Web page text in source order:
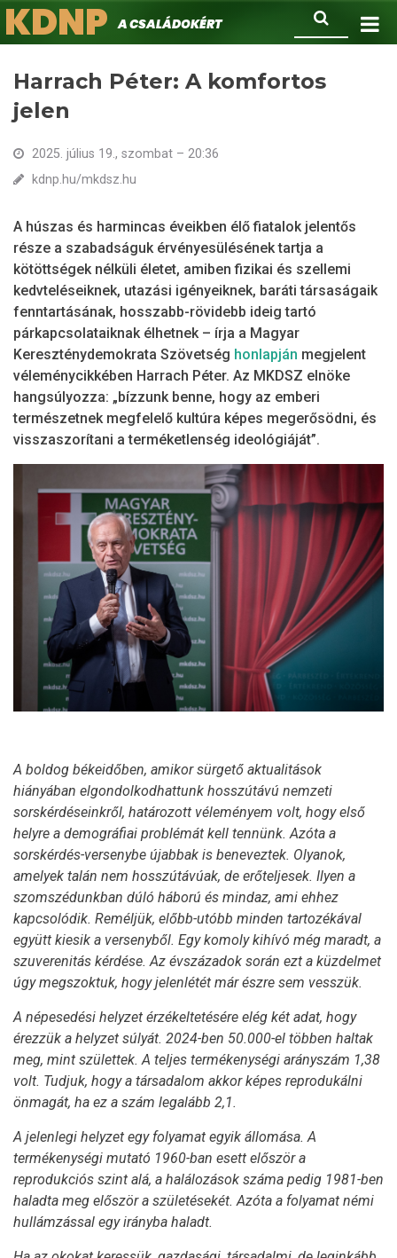
Ugrás
a
Keresés
KDNPA családokért.
Harrach Péter: A komfortos
jelen
2025. július 19., szombat – 20:36
kdnp.hu/mkdsz.hu
A húszas és harmincas éveikben élő fiatalok jelentős
része a szabadságuk érvényesülésének tartja a
kötöttségek nélküli életet, amiben fizikai és szellemi
kedvteléseiknek, utazási igényeiknek, baráti társaságaik
fenntartásának, hosszabb-rövidebb ideig tartó
párkapcsolataiknak élhetnek – írja a Magyar
Kereszténydemokrata Szövetség honlapján megjelent
véleménycikkében Harrach Péter. Az MKDSZ elnöke
hangsúlyozza: „bízzunk benne, hogy az emberi
természetnek megfelelő kultúra képes megerősödni, és
visszaszorítani a terméketlenség ideológiáját”.
A boldog békeidőben, amikor sürgető aktualitások
hiányában elgondolkodhattunk hosszútávú nemzeti
sorskérdéseinkről, határozott véleményem volt, hogy első
helyre a demográfiai problémát kell tennünk. Azóta a
sorskérdés-versenybe újabbak is beneveztek. Olyanok,
amelyek talán nem hosszútávúak, de erőteljesek. Ilyen a
szomszédunkban dúló háború és mindaz, ami ehhez
kapcsolódik. Reméljük, előbb-utóbb minden tartozékával
együtt kiesik a versenyből. Egy komoly kihívó még maradt, a
szuverenitás kérdése. Az évszázadok során ezt a küzdelmet
úgy megszoktuk, hogy jelenlétét már észre sem vesszük.
A népesedési helyzet érzékeltetésére elég két adat, hogy
érezzük a helyzet súlyát. 2024-ben 50.000-el többen haltak
meg, mint születtek. A teljes termékenységi arányszám 1,38
volt. Tudjuk, hogy a társadalom akkor képes reprodukálni
önmagát, ha ez a szám legalább 2,1.
A jelenlegi helyzet egy folyamat egyik állomása. A
termékenységi mutató 1960-ban esett először a
reprodukciós szint alá, a halálozások száma pedig 1981-ben
haladta meg először a születésekét. Azóta a folyamat némi
hullámzással egy irányba haladt.